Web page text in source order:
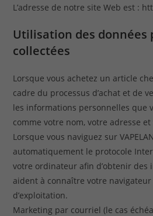
L’adresse de notre site Web est :
Utilisation des données
collectées
Lorsque vous achetez un article
cadre du processus d’achat et de
les informations personnelles que
comme votre nom, votre adresse
Lorsque vous naviguez sur
automatiquement le protocole
votre ordinateur afin d’obtenir des
aident à connaître votre
d’exploitation.
Marketing par courriel (le cas